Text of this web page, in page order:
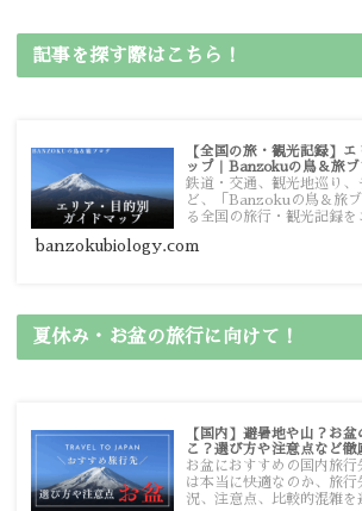
記事を探す際はこちら！
【全国の旅・観光記録】
ップ｜Banzokuの鳥＆旅ブ
鉄道・交通、観光地巡り、
ど、「Banzokuの鳥＆旅
る全国の旅行・観光記録
ガイドマップからスムー
banzokubiology.com
夏休み・お盆の旅行に向けて！
【国内】避暑地や山？お
こ？選び方や注意点など徹
お盆におすすめの国内旅行
は本当に快適なのか、旅
況、注意点、比較的混雑